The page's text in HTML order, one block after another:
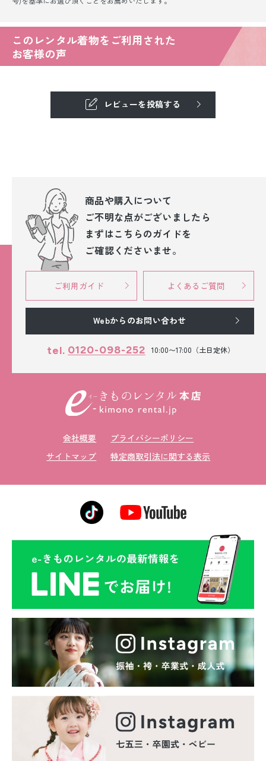
このレンタル着物をご利用された
お客様の声
レビューを投稿する
商品や購入について
ご不明な点がございましたら
まずはこちらのガイドを
ご確認くださいませ。
ご利用ガイド よくあるご質問
Webからのお問い合わせ
tel. 0120-098-252 10:00〜17:00（土日定休）
会社概要
プライバシーポリシー
サイトマップ
特定商取引法に関する表示